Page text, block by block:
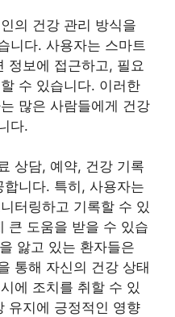
의 건강 관리 방식을
니다. 사용자는 스마트
정보에 접근하고, 필요
수 있습니다. 이러한
많은 사람들에게 건강
다.
상담, 예약, 건강 기록
니다. 특히, 사용자는
터링하고 기록할 수 있
큰 도움을 받을 수 있습
앓고 있는 환자들은
통해 자신의 건강 상태
에 조치를 취할 수 있
유지에 긍정적인 영향